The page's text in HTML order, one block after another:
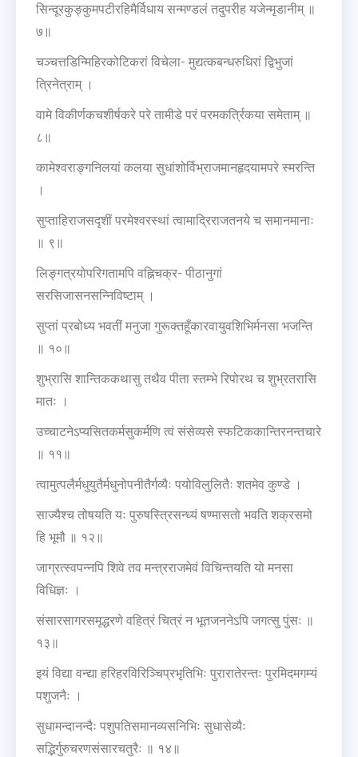
सिन्दूरकुङ्कुमपटीरहिमैर्विधाय सन्मण्डलं तदुपरीह यजेन्मृडानीम् ॥
७॥
चञ्चत्तडिन्मिहिरकोटिकरां विचेला- मुद्यत्कबन्धरुधिरां द्विभुजां
त्रिनेत्राम् ।
वामे विकीर्णकचशीर्षकरे परे तामीडे परं परमकर्त्रिकया समेताम् ॥
८॥
कामेश्वराङ्गनिलयां कलया सुधांशोर्विभ्राजमानहृदयामपरे स्मरन्ति
।
सुप्ताहिराजसदृशीं परमेश्वरस्थां त्वामाद्रिराजतनये च समानमानाः
॥ ९॥
लिङ्गत्रयोपरिगतामपि वह्निचक्र- पीठानुगां
सरसिजासनसन्निविष्टाम् ।
सुप्तां प्रबोध्य भवतीं मनुजा गुरूक्तहूँकारवायुवशिभिर्मनसा भजन्ति
॥ १०॥
शुभ्रासि शान्तिककथासु तथैव पीता स्तम्भे रिपोरथ च शुभ्रतरासि
मातः ।
उच्चाटनेऽप्यसितकर्मसुकर्मणि त्वं संसेव्यसे स्फटिककान्तिरनन्तचारे
॥ ११॥
त्वामुत्पलैर्मधुयुतैर्मधुनोपनीतैर्गव्यैः पयोविलुलितैः शतमेव कुण्डे ।
साज्यैश्च तोषयति यः पुरुषस्त्रिसन्ध्यं षण्मासतो भवति शक्रसमो
हि भूमौ ॥ १२॥
जाग्रत्स्वपन्नपि शिवे तव मन्त्रराजमेवं विचिन्तयति यो मनसा
विधिज्ञः ।
संसारसागरसमृद्धरणे वहित्रं चित्रं न भूतजननेऽपि जगत्सु पुंसः ॥
१३॥
इयं विद्या वन्द्या हरिहरविरिञ्चिप्रभृतिभिः पुरारातेरन्तः पुरमिदमगम्यं
पशुजनैः ।
सुधामन्दानन्दैः पशुपतिसमानव्यसनिभिः सुधासेव्यैः
सद्भिर्गुरुचरणसंसारचतुरैः ॥ १४॥